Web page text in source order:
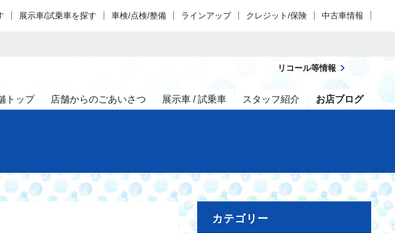
展示車/試乗車を探す 車検/点検/整備 ラインアップ クレジット/保険 中古車情報
トップ 店舗からのごあいさつ 展示車 / 試乗車 スタッフ紹介 お店ブログ
リコール等情報
カテゴリー